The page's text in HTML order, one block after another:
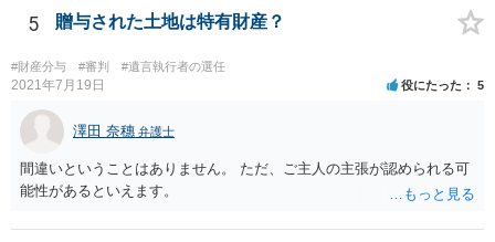
いう法律関係にありません。 遺言の内容と遺産の総額の通知、公正証
で、対応しましょう。 そのあとは遺留分の請求などがあればそれへの
対応となるでしょう。
5 贈与された土地は特有財産？
#財産分与 #審判 #遺言執行者の選任
2021年7月19日 役にたった 5
澤田 奈穗 弁護士
間違いということはありません。 ただ、ご主人の主張が認められる可
能性があるといえます。